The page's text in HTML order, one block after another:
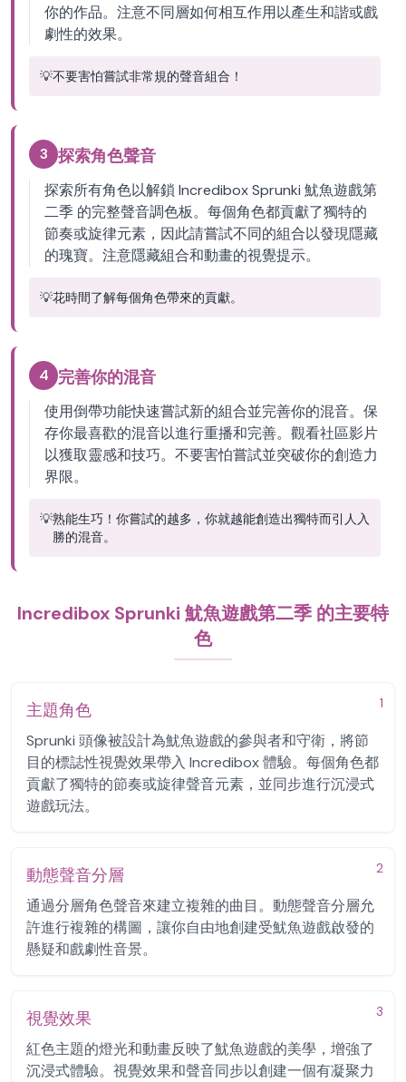
你的作品。注意不同層如何相互作用以產生和諧或戲
劇性的效果。
💡不要害怕嘗試非常規的聲音組合！
3 探索角色聲音
探索所有角色以解鎖 Incredibox Sprunki 魷魚遊戲第
二季 的完整聲音調色板。每個角色都貢獻了獨特的
節奏或旋律元素，因此請嘗試不同的組合以發現隱藏
的瑰寶。注意隱藏組合和動畫的視覺提示。
💡花時間了解每個角色帶來的貢獻。
4 完善你的混音
使用倒帶功能快速嘗試新的組合並完善你的混音。保
存你最喜歡的混音以進行重播和完善。觀看社區影片
以獲取靈感和技巧。不要害怕嘗試並突破你的創造力
界限。
💡熟能生巧！你嘗試的越多，你就越能創造出獨特而引人入
勝的混音。
Incredibox Sprunki 魷魚遊戲第二季 的主要特
色
1
主題角色
Sprunki 頭像被設計為魷魚遊戲的參與者和守衛，將節
目的標誌性視覺效果帶入 Incredibox 體驗。每個角色都
貢獻了獨特的節奏或旋律聲音元素，並同步進行沉浸式
遊戲玩法。
2
動態聲音分層
通過分層角色聲音來建立複雜的曲目。動態聲音分層允
許進行複雜的構圖，讓你自由地創建受魷魚遊戲啟發的
懸疑和戲劇性音景。
3
視覺效果
紅色主題的燈光和動畫反映了魷魚遊戲的美學，增強了
沉浸式體驗。視覺效果和聲音同步以創建一個有凝聚力